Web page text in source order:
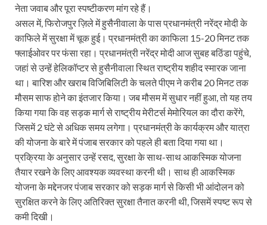
नेता जवाब और पूरा स्पष्टीकरण मांग रहे हैं।
असल में, फिरोजपुर ज़िले में हुसैनीवाला के पास प्रधानमंत्री नरेंद्र मोदी के
काफिले में सुरक्षा में चूक हुई। प्रधानमंत्री का काफिला 15-20 मिनट तक
फ्लाईओवर पर फंसा रहा। प्रधानमंत्री नरेंद्र मोदी आज सुबह बठिंडा पहुंचे,
जहां से उन्हें हेलिकॉप्टर से हुसैनीवाला स्थित राष्ट्रीय शहीद स्मारक जाना
था। बारिश और खराब विजिबिलिटी के चलते पीएम ने करीब 20 मिनट तक
मौसम साफ होने का इंतजार किया। जब मौसम में सुधार नहीं हुआ, तो यह तय
किया गया कि वह सड़क मार्ग से राष्ट्रीय मेरीटर्स मेमोरियल का दौरा करेंगे,
जिसमें 2 घंटे से अधिक समय लगेगा। प्रधानमंत्री के कार्यक्रम और यात्रा
की योजना के बारे में पंजाब सरकार को पहले ही बता दिया गया था।
प्रक्रिया के अनुसार उन्हें रसद, सुरक्षा के साथ-साथ आकस्मिक योजना
तैयार रखने के लिए आवश्यक व्यवस्था करनी थी। साथ ही आकस्मिक
योजना के मद्देनजर पंजाब सरकार को सड़क मार्ग से किसी भी आंदोलन को
सुरक्षित करने के लिए अतिरिक्त सुरक्षा तैनात करनी थी, जिसमें स्पष्ट रूप से
कमी दिखी।